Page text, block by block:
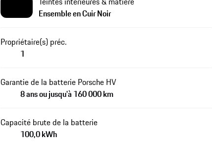
Ensemble en Cuir Noir
Propriétaire(s) préc.
1
Garantie de la batterie Porsche HV
8 ans ou jusqu'à 160 000 km
Capacité brute de la batterie
100,0 kWh